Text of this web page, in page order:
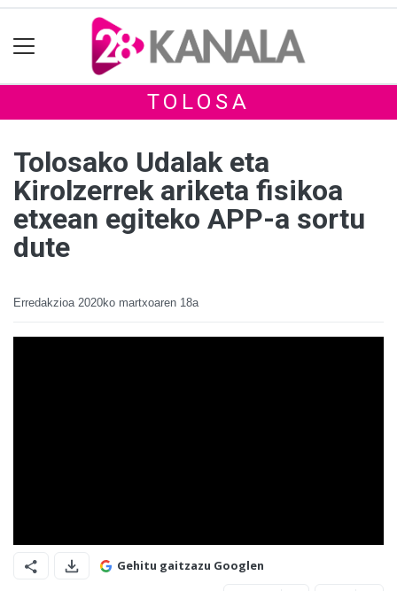
TOLOSA
Tolosako Udalak eta
Kirolzerrek ariketa fisikoa
etxean egiteko APP-a sortu
dute
Erredakzioa 2020ko martxoaren 18a
Gehitu gaitzazu Googlen